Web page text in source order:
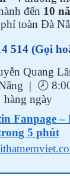
đến 10
toàn Đà
514(Gọi
Quang
| 🕗
hàng ngày
Fanpage –
5 phút